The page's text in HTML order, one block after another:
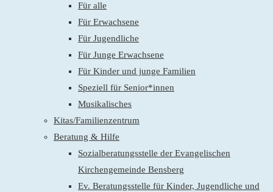
Für alle
Für Erwachsene
Für Jugendliche
Für Junge Erwachsene
Für Kinder und junge Familien
Speziell für Senior*innen
Musikalisches
Kitas/Familienzentrum
Beratung & Hilfe
Sozialberatungsstelle der Evangelischen
Kirchengemeinde Bensberg
Ev. Beratungsstelle für Kinder, Jugendliche und